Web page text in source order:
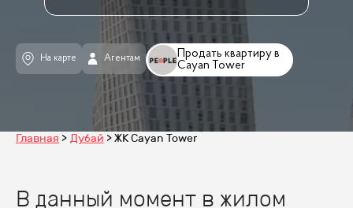
Продать квартиру в
Cayan Tower
На карте Агентам
Главная Дубай ЖК Cayan Tower
В данный момент в жилом